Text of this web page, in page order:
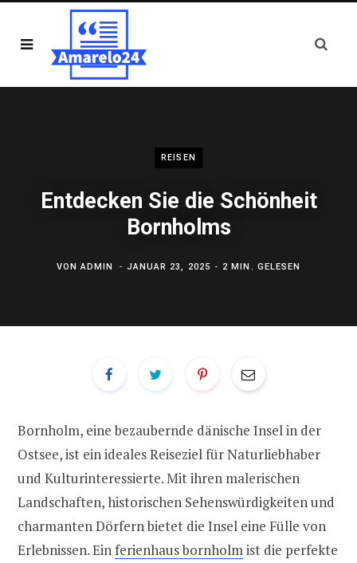
REISEN
Entdecken Sie die Schönheit
Bornholms
VONADMIN JANUAR 23, 2025 2 MIN. GELESEN
Bornholm, eine bezaubernde dänische Insel in der
Ostsee, ist ein ideales Reiseziel für Naturliebhaber
und Kulturinteressierte. Mit ihren malerischen
Landschaften, historischen Sehenswürdigkeiten und
charmanten Dörfern bietet die Insel eine Fülle von
Erlebnissen. Einferienhaus bornholmist die perfekte